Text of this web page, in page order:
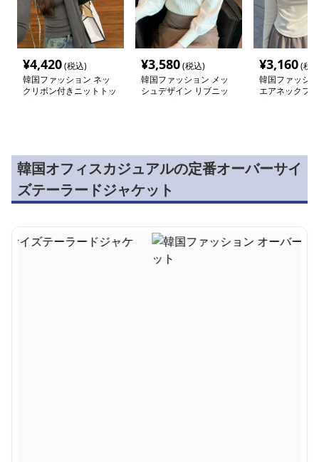
¥4,420(税込)
韓国ファッション ネッ
クリボン付きニットトッ
¥3,580(税込)
韓国ファッション メッ
シュデザイン リブニッ
¥3,160(税
韓国ファッシ
エアネックフ
韓国オフィスカジュアルの定番オーバーサイ
ズテーラードジャケット